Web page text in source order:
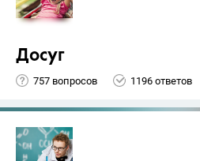
Досуг
757 вопросов 1196 ответов